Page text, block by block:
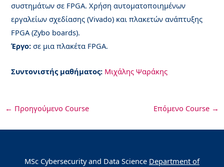
συστημάτων σε FPGA. Χρήση αυτοματοποιημένων
εργαλείων σχεδίασης (Vivado) και πλακετών ανάπτυξης
FPGA (Zybo boards).
Έργο:σε μια πλακέτα FPGA.
Συντονιστής μαθήματος: Μιχάλης Ψαράκης
← Προηγούμενο Course Επόμενο Course →
MSc Cybersecurity and Data Science Department of